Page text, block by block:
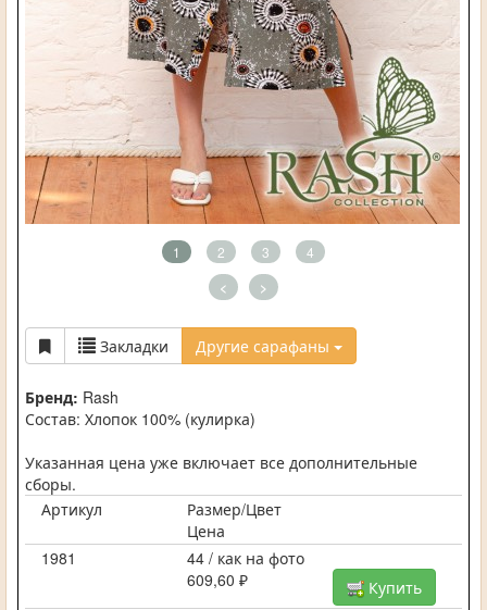
1 2 3 4
< >
Закладки Другие сарафаны
Бренд: Rash
Состав: Хлопок 100% (кулирка)
Указанная цена уже включает все дополнительные
сборы.
Артикул
Размер/Цвет
Цена
1981
44 / как на фото
609,60 ₽
Купить